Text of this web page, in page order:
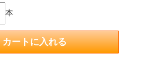
本